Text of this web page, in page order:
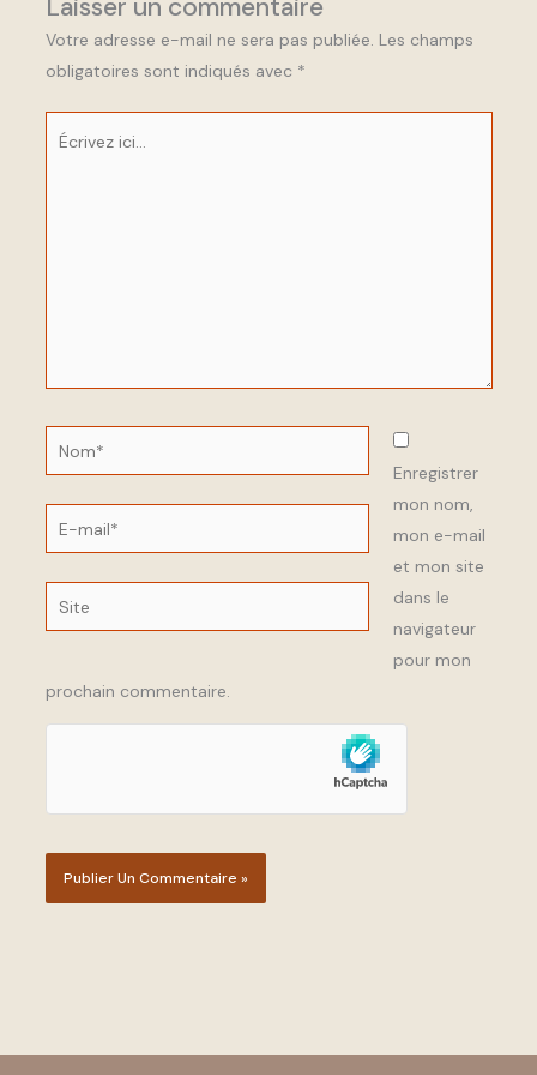
Laisser un commentaire
Votre adresse e-mail ne sera pas publiée. Les champs
obligatoires sont indiqués avec *
Nom*
E-
mail*
Site
Enregistrer
mon nom,
mon e-mail
et mon site
dans le
navigateur
pour mon
prochain commentaire.